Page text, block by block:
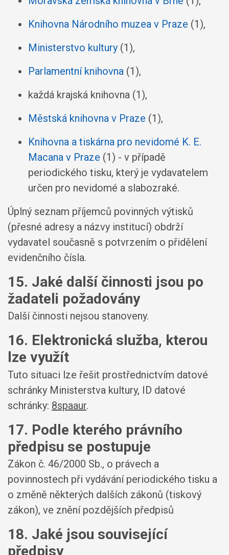
Knihovna Národního muzea v Praze (1),
Ministerstvo kultury (1),
Parlamentní knihovna (1),
každá krajská knihovna (1),
Městská knihovna v Praze (1),
Knihovna a tiskárna pro nevidomé K. E.
Macana v Praze (1) - v případě
periodického tisku, který je vydavatelem
určen pro nevidomé a slabozraké.
Úplný seznam příjemců povinných výtisků
(přesné adresy a názvy institucí) obdrží
vydavatel současně s potvrzením o přidělení
evidenčního čísla.
15. Jaké další činnosti jsou po
žadateli požadovány
Další činnosti nejsou stanoveny.
16. Elektronická služba, kterou
lze využít
Tuto situaci lze řešit prostřednictvím datové
schránky Ministerstva kultury, ID datové
schránky: 8spaaur.
17. Podle kterého právního
předpisu se postupuje
Zákon č. 46/2000 Sb., o právech a
povinnostech při vydávání periodického tisku a
o změně některých dalších zákonů (tiskový
zákon), ve znění pozdějších předpisů
18. Jaké jsou související
předpisy